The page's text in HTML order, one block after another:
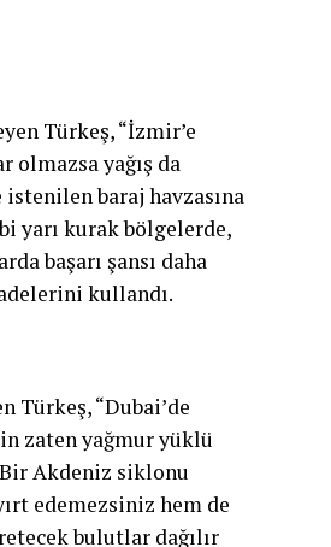
Türkeş, “İzmir’e
olmazsa yağış da
baraj havzasına
yarı kurak bölgelerde,
başarı şansı daha
kullandı.
Türkeş, “Dubai’de
zaten yağmur yüklü
Akdeniz siklonu
edemezsiniz hem de
bulutlar dağılır